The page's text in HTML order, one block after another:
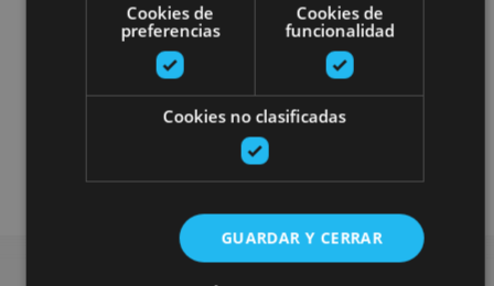
Museos y centros expositivos
Visitas guiadas
Cookies de
preferencias
Cookies de
funcionalidad
Cookies no clasificadas
GUARDAR Y CERRAR